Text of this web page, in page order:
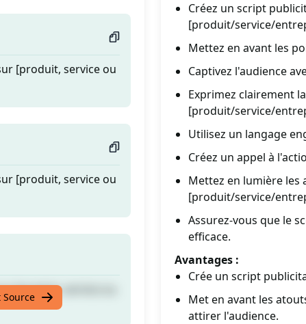
[produit, service ou
[produit, service ou
[produit, service ou
Créez un script
[produit/service/
Mettez en avant les
Captivez l'audience
Exprimez clairement
[produit/service/
Utilisez un langage
Créez un appel à
Mettez en lumière les
[produit/service/
Assurez-vous que le
efficace.
Avantages :
Crée un script
Met en avant les
attirer l'audience.